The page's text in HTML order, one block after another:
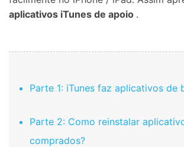
aplicativos iTunes de apoio .
Parte 1: iTunes faz aplicativos de
Parte 2: Como reinstalar
comprados?